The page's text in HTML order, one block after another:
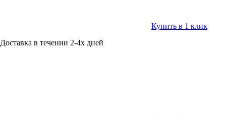
Купить в 1 клик
Доставка в течении 2-4х дней